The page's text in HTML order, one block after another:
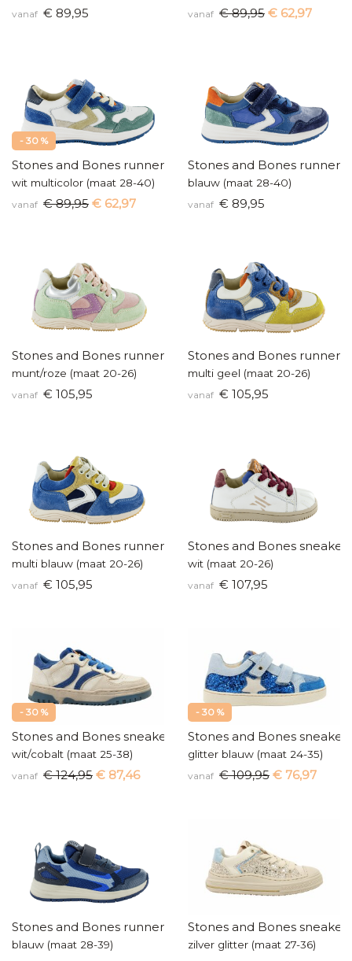
vanaf € 89,95 vanaf € 89,95 € 62,97
- 30 %
Stones and Bones runners
wit multicolor (maat 28-40)
vanaf € 89,95 € 62,97
Stones and Bones runners
blauw (maat 28-40)
vanaf € 89,95
Stones and Bones runners
munt/roze (maat 20-26)
vanaf € 105,95
Stones and Bones runners
multi geel (maat 20-26)
vanaf € 105,95
Stones and Bones runners
multi blauw (maat 20-26)
vanaf € 105,95
Stones and Bones
wit (maat 20-26)
vanaf € 107,95
- 30 %
Stones and Bones sneakers
wit/cobalt (maat 25-38)
vanaf € 124,95 € 87,46
- 30 %
Stones and Bones sneaker
glitter blauw (maat 24-35)
vanaf € 109,95 € 76,97
Stones and Bones runners
blauw (maat 28-39)
Stones and Bones sneakers
zilver glitter (maat 27-36)